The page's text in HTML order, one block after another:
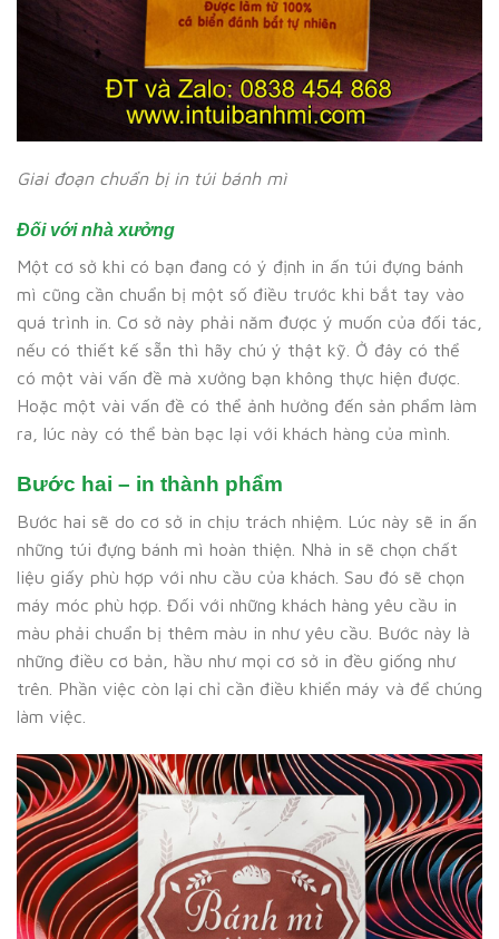
Giai đoạn chuẩn bị in túi bánh mì
Đối với nhà xưởng
Một cơ sở khi có bạn đang có ý định in ấn túi đựng bánh
mì cũng cần chuẩn bị một số điều trước khi bắt tay vào
quá trình in. Cơ sở này phải năm được ý muốn của đối tác,
nếu có thiết kế sẵn thì hãy chú ý thật kỹ. Ở đây có thể
có một vài vấn đề mà xưởng bạn không thực hiện được.
Hoặc một vài vấn đề có thể ảnh hưởng đến sản phẩm làm
ra, lúc này có thể bàn bạc lại với khách hàng của mình.
Bước hai – in thành phẩm
Bước hai sẽ do cơ sở in chịu trách nhiệm. Lúc này sẽ in ấn
những túi đựng bánh mì hoàn thiện. Nhà in sẽ chọn chất
liệu giấy phù hợp với nhu cầu của khách. Sau đó sẽ chọn
máy móc phù hợp. Đối với những khách hàng yêu cầu in
màu phải chuẩn bị thêm màu in như yêu cầu. Bước này là
những điều cơ bản, hầu như mọi cơ sở in đều giống như
trên. Phần việc còn lại chỉ cần điều khiển máy và để chúng
làm việc.